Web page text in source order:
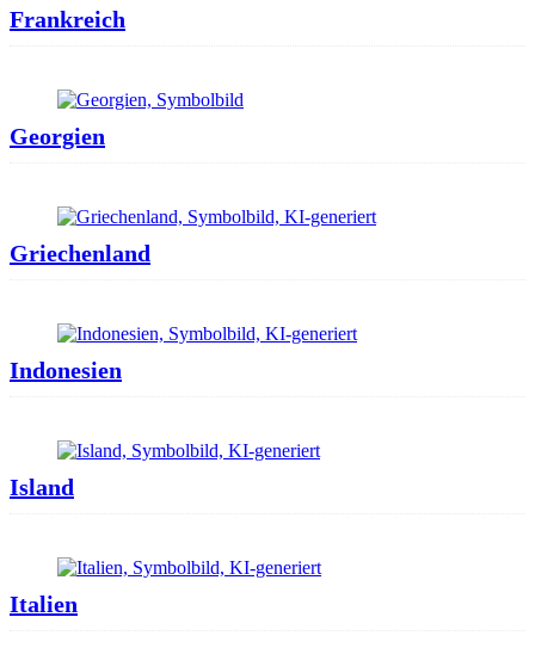
Frankreich
Georgien
Griechenland
Indonesien
Island
Italien